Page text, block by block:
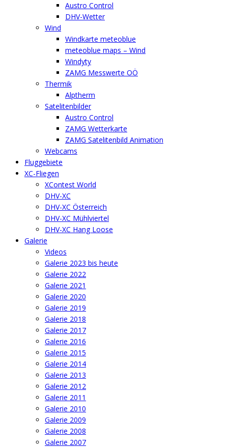
Austro Control
DHV-Wetter
Wind
Windkarte meteoblue
meteoblue maps – Wind
Windyty
ZAMG Messwerte OÖ
Thermik
Alptherm
Satelitenbilder
Austro Control
ZAMG Wetterkarte
ZAMG Satelitenbild Animation
Webcams
Fluggebiete
XC-Fliegen
XContest World
DHV-XC
DHV-XC Österreich
DHV-XC Mühlviertel
DHV-XC Hang Loose
Galerie
Videos
Galerie 2023 bis heute
Galerie 2022
Galerie 2021
Galerie 2020
Galerie 2019
Galerie 2018
Galerie 2017
Galerie 2016
Galerie 2015
Galerie 2014
Galerie 2013
Galerie 2012
Galerie 2011
Galerie 2010
Galerie 2009
Galerie 2008
Galerie 2007